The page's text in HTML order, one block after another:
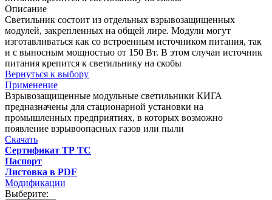
Описание
Светильник состоит из отдельных взрывозащищенных
модулей, закрепленных на общей лире. Модули могут
изготавливаться как со встроенным источником питания, так
и с выносным мощностью от 150 Вт. В этом случаи источник
питания крепится к светильнику на скобы
Вернуться к выбору
Применение
Взрывозащищенные модульные светильники КИГА
предназначены для стационарной установки на
промышленных предприятиях, в которых возможно
появление взрывоопасных газов или пыли
Скачать
Сертификат ТР ТС
Паспорт
Листовка в PDF
Модификации
Выберите: